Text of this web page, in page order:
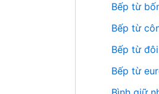
Bếp từ
Bếp từ
Bếp từ đôi
Bếp từ